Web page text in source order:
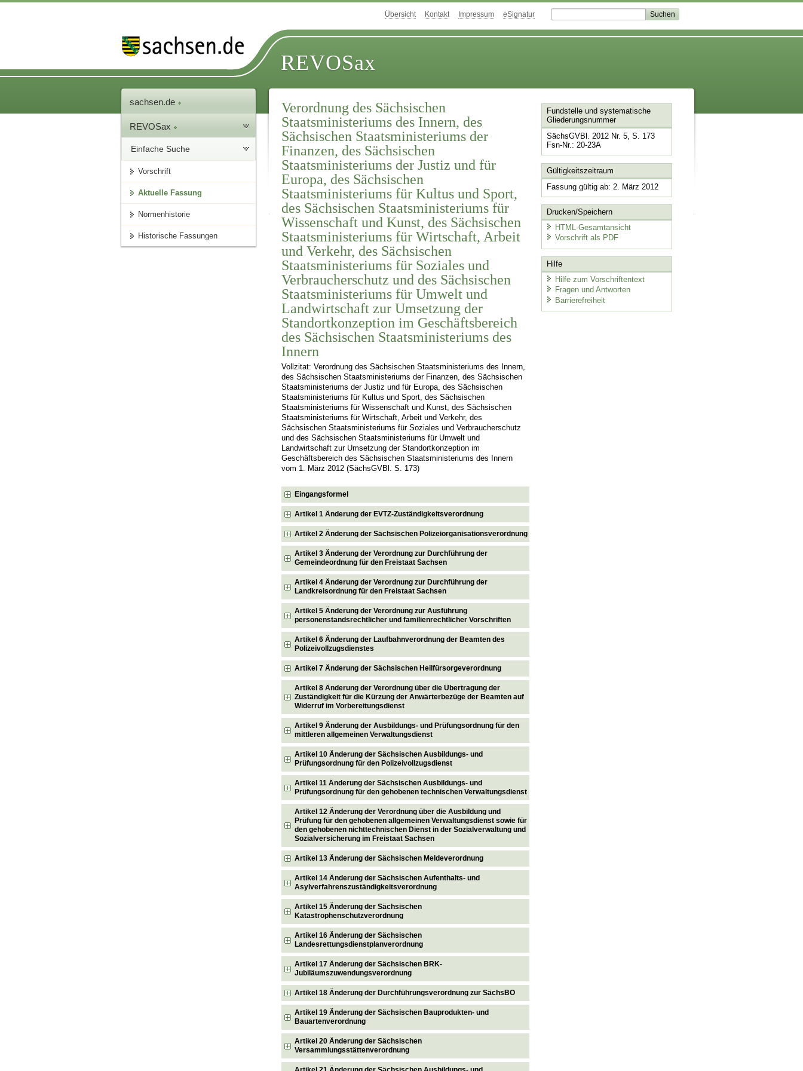
Übersicht Kontakt Impressum eSignatur
REVOSax
sachsen.de
REVOSax
Einfache Suche
Vorschrift
Aktuelle Fassung
Normenhistorie
Historische Fassungen
Verordnung des Sächsischen
Staatsministeriums des Innern, des
Sächsischen Staatsministeriums der
Finanzen, des Sächsischen
Staatsministeriums der Justiz und für
Europa, des Sächsischen
Staatsministeriums für Kultus und Sport,
des Sächsischen Staatsministeriums für
Wissenschaft und Kunst, des Sächsischen
Staatsministeriums für Wirtschaft, Arbeit
und Verkehr, des Sächsischen
Staatsministeriums für Soziales und
Verbraucherschutz und des Sächsischen
Staatsministeriums für Umwelt und
Landwirtschaft zur Umsetzung der
Standortkonzeption im Geschäftsbereich
des Sächsischen Staatsministeriums des
Innern
Vollzitat: Verordnung des Sächsischen Staatsministeriums des Innern,
des Sächsischen Staatsministeriums der Finanzen, des Sächsischen
Staatsministeriums der Justiz und für Europa, des Sächsischen
Staatsministeriums für Kultus und Sport, des Sächsischen
Staatsministeriums für Wissenschaft und Kunst, des Sächsischen
Staatsministeriums für Wirtschaft, Arbeit und Verkehr, des
Sächsischen Staatsministeriums für Soziales und Verbraucherschutz
und des Sächsischen Staatsministeriums für Umwelt und
Landwirtschaft zur Umsetzung der Standortkonzeption im
Geschäftsbereich des Sächsischen Staatsministeriums des Innern
vom 1. März 2012 (SächsGVBl. S. 173)
Eingangsformel
Artikel 1 Änderung der EVTZ-Zuständigkeitsverordnung
Artikel 2 Änderung der Sächsischen Polizeiorganisationsverordnung
Artikel 3 Änderung der Verordnung zur Durchführung der
Gemeindeordnung für den Freistaat Sachsen
Artikel 4 Änderung der Verordnung zur Durchführung der
Landkreisordnung für den Freistaat Sachsen
Artikel 5 Änderung der Verordnung zur Ausführung
personenstandsrechtlicher und familienrechtlicher Vorschriften
Artikel 6 Änderung der Laufbahnverordnung der Beamten des
Polizeivollzugsdienstes
Artikel 7 Änderung der Sächsischen Heilfürsorgeverordnung
Artikel 8 Änderung der Verordnung über die Übertragung der
Zuständigkeit für die Kürzung der Anwärterbezüge der Beamten auf
Widerruf im Vorbereitungsdienst
Artikel 9 Änderung der Ausbildungs- und Prüfungsordnung für den
mittleren allgemeinen Verwaltungsdienst
Artikel 10 Änderung der Sächsischen Ausbildungs- und
Prüfungsordnung für den Polizeivollzugsdienst
Artikel 11 Änderung der Sächsischen Ausbildungs- und
Prüfungsordnung für den gehobenen technischen Verwaltungsdienst
Artikel 12 Änderung der Verordnung über die Ausbildung und
Prüfung für den gehobenen allgemeinen Verwaltungsdienst sowie für
den gehobenen nichttechnischen Dienst in der Sozialverwaltung und
Sozialversicherung im Freistaat Sachsen
Artikel 13 Änderung der Sächsischen Meldeverordnung
Artikel 14 Änderung der Sächsischen Aufenthalts- und
Asylverfahrenszuständigkeitsverordnung
Artikel 15 Änderung der Sächsischen
Katastrophenschutzverordnung
Artikel 16 Änderung der Sächsischen
Landesrettungsdienstplanverordnung
Artikel 17 Änderung der Sächsischen BRK-
Jubiläumszuwendungsverordnung
Artikel 18 Änderung der Durchführungsverordnung zur SächsBO
Artikel 19 Änderung der Sächsischen Bauprodukten- und
Bauartenverordnung
Artikel 20 Änderung der Sächsischen
Versammlungsstättenverordnung
Fundstelle und systematische
Gliederungsnummer
SächsGVBl. 2012 Nr. 5, S. 173
Fsn-Nr.: 20-23A
Gültigkeitszeitraum
Fassung gültig ab: 2. März 2012
Drucken/Speichern
HTML-Gesamtansicht
Vorschrift als PDF
Hilfe
Hilfe zum Vorschriftentext
Fragen und Antworten
Barrierefreiheit